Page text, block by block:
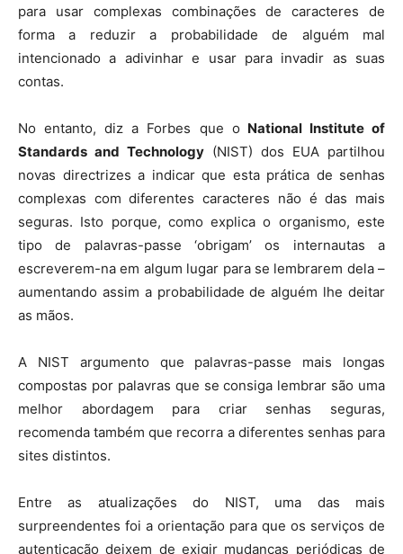
para usar complexas combinações de caracteres de
forma a reduzir a probabilidade de alguém mal
intencionado a adivinhar e usar para invadir as suas
contas.
No entanto, diz a Forbes que o National Institute of
Standards and Technology (NIST) dos EUA partilhou
novas directrizes a indicar que esta prática de senhas
complexas com diferentes caracteres não é das mais
seguras. Isto porque, como explica o organismo, este
tipo de palavras-passe ‘obrigam’ os internautas a
escreverem-na em algum lugar para se lembrarem dela –
aumentando assim a probabilidade de alguém lhe deitar
as mãos.
A NIST argumento que palavras-passe mais longas
compostas por palavras que se consiga lembrar são uma
melhor abordagem para criar senhas seguras,
recomenda também que recorra a diferentes senhas para
sites distintos.
Entre as atualizações do NIST, uma das mais
surpreendentes foi a orientação para que os serviços de
autenticação deixem de exigir mudanças periódicas de